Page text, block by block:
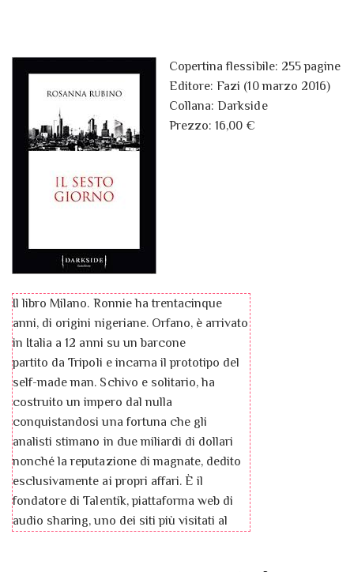
Catherine dovrà fare i conti con la paura, e
– forse per la prima volta – con la verità.
Perché anche le vite che ci sembrano più
perfette nascondono dei segreti che
possono distruggerle.
Copertina flessibile: 255 pagine
Editore: Fazi (10 marzo 2016)
Collana: Darkside
Prezzo: 16,00 €
Il libro Milano. Ronnie ha trentacinque
anni, di origini nigeriane. Orfano, è arrivato
in Italia a 12 anni su un barcone
partito da Tripoli e incarna il prototipo del
self-made man. Schivo e solitario, ha
costruito un impero dal nulla
conquistandosi una fortuna che gli
analisti stimano in due miliardi di dollari
nonché la reputazione di magnate, dedito
esclusivamente ai propri affari. È il
fondatore di Talentik, piattaforma web di
audio sharing, uno dei siti più visitati al